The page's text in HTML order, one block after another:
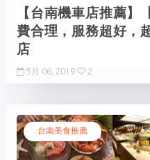
【台南機車店推薦
費合理，服務超好，
店
5月 06, 2019 2
台南美食推薦